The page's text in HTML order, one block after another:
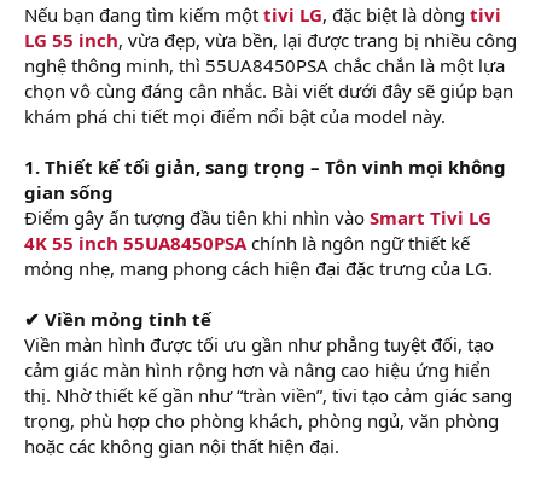
Nếu bạn đang tìm kiếm một tivi LG, đặc biệt là dòng tivi
LG 55 inch, vừa đẹp, vừa bền, lại được trang bị nhiều công
nghệ thông minh, thì 55UA8450PSA chắc chắn là một lựa
chọn vô cùng đáng cân nhắc. Bài viết dưới đây sẽ giúp bạn
khám phá chi tiết mọi điểm nổi bật của model này.
1. Thiết kế tối giản, sang trọng – Tôn vinh mọi không
gian sống
Điểm gây ấn tượng đầu tiên khi nhìn vào Smart Tivi LG
4K 55 inch 55UA8450PSA chính là ngôn ngữ thiết kế
mỏng nhẹ, mang phong cách hiện đại đặc trưng của LG.
✔ Viền mỏng tinh tế
Viền màn hình được tối ưu gần như phẳng tuyệt đối, tạo
cảm giác màn hình rộng hơn và nâng cao hiệu ứng hiển
thị. Nhờ thiết kế gần như “tràn viền”, tivi tạo cảm giác sang
trọng, phù hợp cho phòng khách, phòng ngủ, văn phòng
hoặc các không gian nội thất hiện đại.